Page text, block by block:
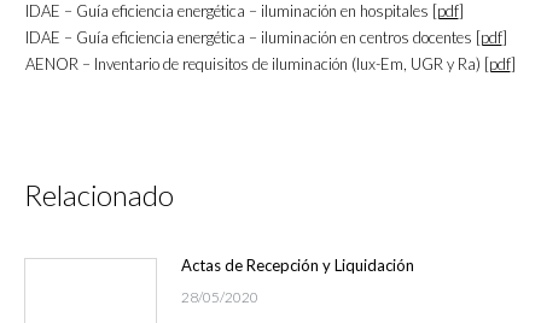
IDAE – Guía eficiencia energética – iluminación en hospitales [pdf]
IDAE – Guía eficiencia energética – iluminación en centros docentes [pdf]
AENOR – Inventario de requisitos de iluminación (lux-Em, UGR y Ra) [pdf]
Relacionado
Actas de Recepción y Liquidación
28/05/2020